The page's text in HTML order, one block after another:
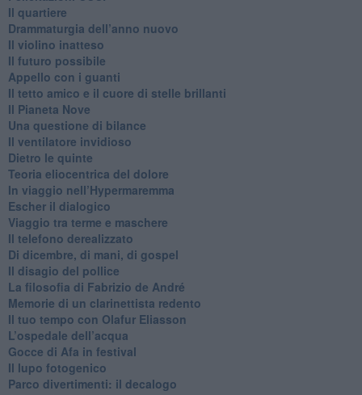
​Il quartiere
​Drammaturgia dell’anno nuovo
​Il violino inatteso
​Il futuro possibile
​Appello con i guanti
​Il tetto amico e il cuore di stelle brillanti
​Il Pianeta Nove
​Una questione di bilance
​Il ventilatore invidioso
​Dietro le quinte
​Teoria eliocentrica del dolore
In viaggio nell’Hypermaremma
​Escher il dialogico
​Viaggio tra terme e maschere
Il telefono derealizzato
​Di dicembre, di mani, di gospel
​Il disagio del pollice
​La filosofia di Fabrizio de André
Memorie di un clarinettista redento
​Il tuo tempo con Olafur Eliasson
​L’ospedale dell’acqua
​Gocce di Afa in festival
​Il lupo fotogenico
​Parco divertimenti: il decalogo